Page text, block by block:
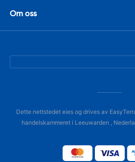
Om oss
Dette nettstedet eies og drives av
handelskammeret i Leeuwarden ,